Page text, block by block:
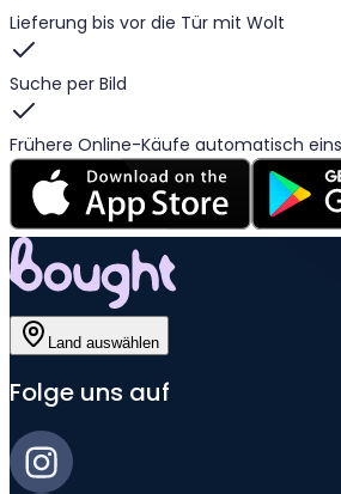
Lieferung bis vor die Tür mit Wolt
Suche per Bild
Frühere Online-Käufe automatisch
Land auswählen
Folge uns auf